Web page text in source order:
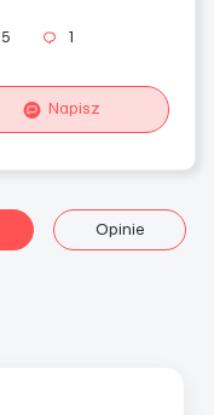
1
Napisz
Opinie